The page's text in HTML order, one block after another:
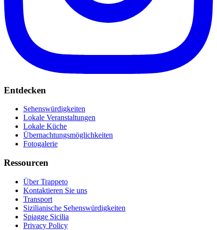
Entdecken
Sehenswürdigkeiten
Lokale Veranstaltungen
Lokale Küche
Übernachtungsmöglichkeiten
Fotogalerie
Ressourcen
Über Trappeto
Kontaktieren Sie uns
Transport
Sizilianische Sehenswürdigkeiten
Spiagge Sicilia
Privacy Policy